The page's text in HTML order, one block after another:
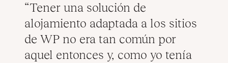
Tener una solución de
alojamiento adaptada a los sitios
de WP no era tan común por
aquel entonces y, como yo tenía